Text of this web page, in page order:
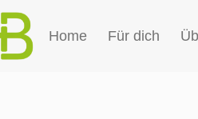
Home Für dich